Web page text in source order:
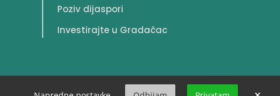
Poziv dijaspori
Investirajte u Gradačac